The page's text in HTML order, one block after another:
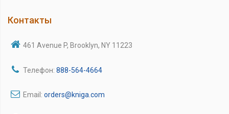
Контакты
461 Avenue P, Brooklyn, NY 11223
Телефон: 888-564-4664
Email: orders@kniga.com